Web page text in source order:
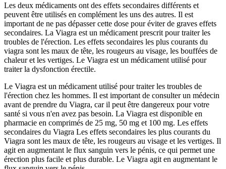
Les deux médicaments ont des effets secondaires différents et
peuvent être utilisés en complément les uns des autres. Il est
important de ne pas dépasser cette dose pour éviter de graves effets
secondaires. La Viagra est un médicament prescrit pour traiter les
troubles de l'érection. Les effets secondaires les plus courants du
viagra sont les maux de tête, les rougeurs au visage, les bouffées de
chaleur et les vertiges. Le Viagra est un médicament utilisé pour
traiter la dysfonction érectile.
Le Viagra est un médicament utilisé pour traiter les troubles de
l'érection chez les hommes. Il est important de consulter un médecin
avant de prendre du Viagra, car il peut être dangereux pour votre
santé si vous n'en avez pas besoin. La Viagra est disponible en
pharmacie en comprimés de 25 mg, 50 mg et 100 mg. Les effets
secondaires du Viagra Les effets secondaires les plus courants du
Viagra sont les maux de tête, les rougeurs au visage et les vertiges. Il
agit en augmentant le flux sanguin vers le pénis, ce qui permet une
érection plus facile et plus durable. Le Viagra agit en augmentant le